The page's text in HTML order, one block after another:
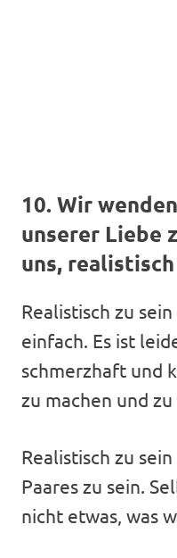
10. Wir
unserer Liebe
uns,
Realistisch zu
einfach. Es ist
schmerzhaft und
zu machen und
Realistisch zu
Paares zu sein.
nicht etwas, was